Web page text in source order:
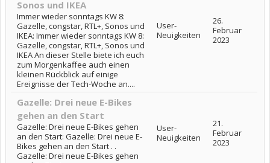
Sonos und IKEA
Immer wieder sonntags KW 8:
Gazelle, congstar, RTL+, Sonos und
IKEA: Immer wieder sonntags KW 8:
Gazelle, congstar, RTL+, Sonos und
IKEA An dieser Stelle biete ich euch
zum Morgenkaffee auch einen
kleinen Rückblick auf einige
Ereignisse der Tech-Woche an....
User-
Neuigkeiten
26.
Februar
2023
Gazelle: Drei neue E-Bikes
gehen an den Start
Gazelle: Drei neue E-Bikes gehen
an den Start: Gazelle: Drei neue E-
Bikes gehen an den Start . .
Gazelle: Drei neue E-Bikes gehen
User-
Neuigkeiten
21.
Februar
2023